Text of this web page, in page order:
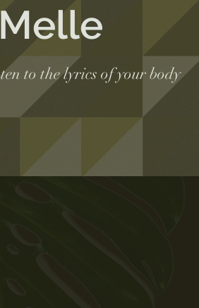
Melle
to the lyrics of your body